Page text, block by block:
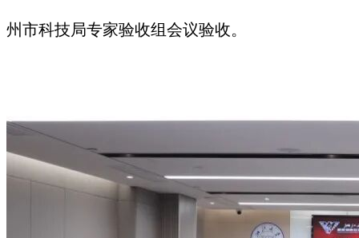
州市科技局专家验收组会议验收。